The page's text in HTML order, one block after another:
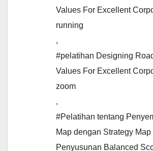
Values For Excellent
running
,
#pelatihan Designing
Values For Excellent
zoom
,
#Pelatihan tentang
Map dengan Strategy Map
Penyusunan Balanced